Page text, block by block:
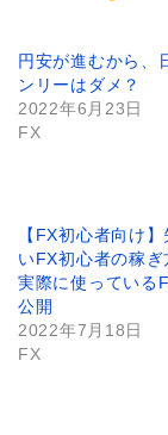
円安が進むから、
ンリーはダメ？
2022年6月23日
FX
【FX初心者向け
いFX初心者の稼ぎ
実際に使っている
公開
2022年7月18日
FX